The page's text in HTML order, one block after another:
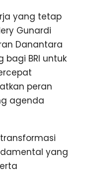
yang tetap
Gunardi
Danantara
BRI untuk
peran
agenda
yang